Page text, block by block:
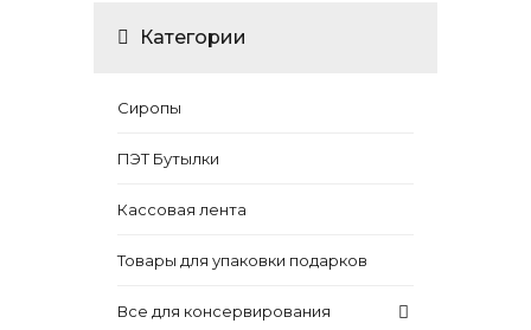
Категории
Сиропы
ПЭТ Бутылки
Кассовая лента
Товары для упаковки подарков
Все для консервирования